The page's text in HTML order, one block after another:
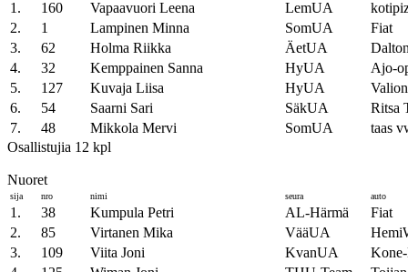
1. 160 Vapaavuori Leena LemUA
2.
1 Lampinen Minna SomUA
Fiat
3.
62 Holma Riikka ÄetUA
4.
32 Kemppainen Sanna HyUA
Ajo-
5.
127 Kuvaja Liisa HyUA
6.
54 Saarni Sari SäkUA
Ritsa
7.
48 Mikkola Mervi SomUA
taas
Osallistujia 12 kpl
Nuoret
sija nro nimi seura auto
1. 38 Kumpula Petri AL-Härmä
Fiat
2.
85 Virtanen Mika VääUA
3.
109 Viita Joni KvanUA